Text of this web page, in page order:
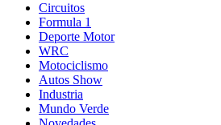
Circuitos
Formula 1
Deporte Motor
WRC
Motociclismo
Autos Show
Industria
Mundo Verde